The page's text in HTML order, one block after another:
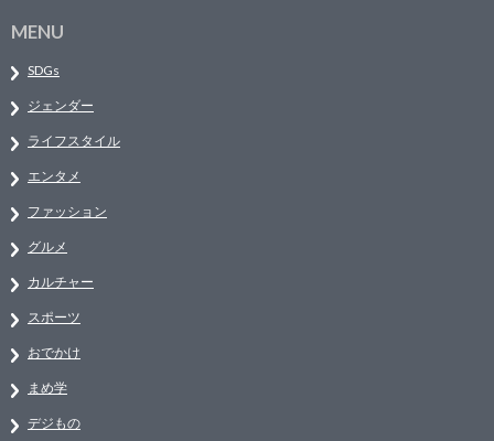
MENU
SDGs
ジェンダー
ライフスタイル
エンタメ
ファッション
グルメ
カルチャー
スポーツ
おでかけ
まめ学
デジもの